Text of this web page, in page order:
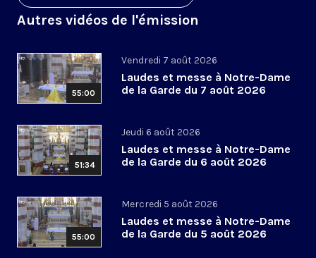
Autres vidéos de l'émission
55:00
Vendredi 7 août 2026
Laudes et messe à Notre-Dame
de la Garde du 7 août 2026
51:34
Jeudi 6 août 2026
Laudes et messe à Notre-Dame
de la Garde du 6 août 2026
55:00
Mercredi 5 août 2026
Laudes et messe à Notre-Dame
de la Garde du 5 août 2026